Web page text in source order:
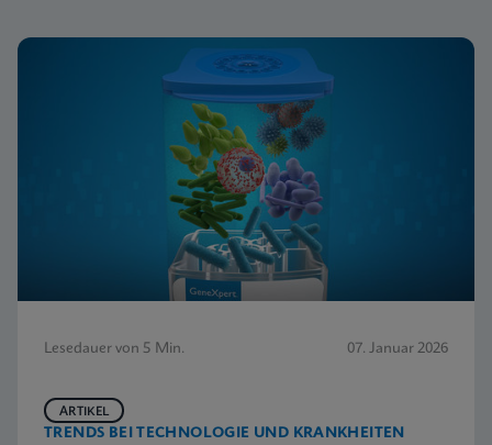
Lesedauer von 5 Min. 07. Januar 2026
TRENDS BEI TECHNOLOGIE UND KRANKHEITEN
ARTIKEL